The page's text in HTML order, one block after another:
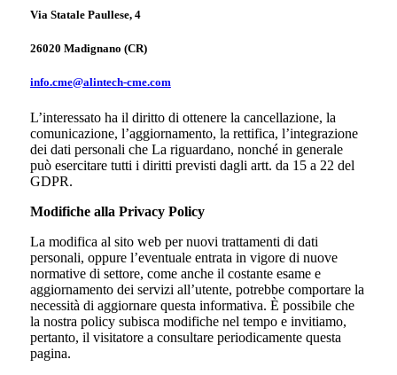
Via Statale Paullese, 4
26020 Madignano (CR)
info.cme@alintech-cme.com
L’interessato ha il diritto di ottenere la cancellazione, la
comunicazione, l’aggiornamento, la rettifica, l’integrazione
dei dati personali che La riguardano, nonché in generale
può esercitare tutti i diritti previsti dagli artt. da 15 a 22 del
GDPR.
Modifiche alla Privacy Policy
La modifica al sito web per nuovi trattamenti di dati
personali, oppure l’eventuale entrata in vigore di nuove
normative di settore, come anche il costante esame e
aggiornamento dei servizi all’utente, potrebbe comportare la
necessità di aggiornare questa informativa. È possibile che
la nostra policy subisca modifiche nel tempo e invitiamo,
pertanto, il visitatore a consultare periodicamente questa
pagina.